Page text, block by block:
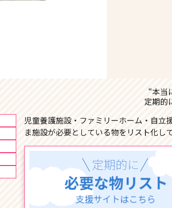
“本当
定期的
児童養護施設・ファミリーホーム・自立
ま施設が必要としている物をリスト化して